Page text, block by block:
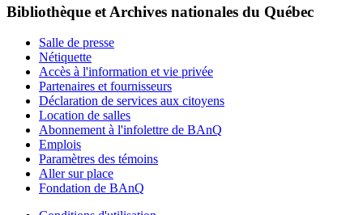
Bibliothèque et Archives nationales du Québec
Salle de presse
Nétiquette
Accès à l'information et vie privée
Partenaires et fournisseurs
Déclaration de services aux citoyens
Location de salles
Abonnement à l'infolettre de BAnQ
Emplois
Paramètres des témoins
Aller sur place
Fondation de BAnQ